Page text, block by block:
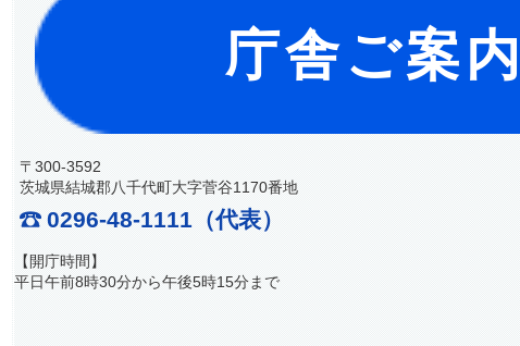
庁舎ご案内
〒300-3592
茨城県結城郡八千代町大字菅谷1170番地
0296-48-1111（代表）
【開庁時間】
平日午前8時30分から午後5時15分まで